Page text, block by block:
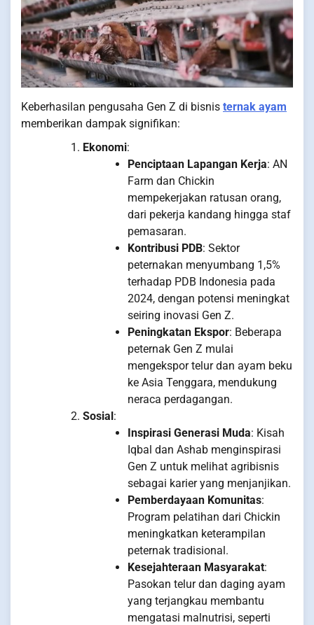
Keberhasilan pengusaha Gen Z di bisnis ternak ayam
memberikan dampak signifikan:
Ekonomi:
Penciptaan Lapangan Kerja: AN
Farm dan Chickin
mempekerjakan ratusan orang,
dari pekerja kandang hingga staf
pemasaran.
Kontribusi PDB: Sektor
peternakan menyumbang 1,5%
terhadap PDB Indonesia pada
2024, dengan potensi meningkat
seiring inovasi Gen Z.
Peningkatan Ekspor: Beberapa
peternak Gen Z mulai
mengekspor telur dan ayam beku
ke Asia Tenggara, mendukung
neraca perdagangan.
Sosial:
Inspirasi Generasi Muda: Kisah
Iqbal dan Ashab menginspirasi
Gen Z untuk melihat agribisnis
sebagai karier yang menjanjikan.
Pemberdayaan Komunitas:
Program pelatihan dari Chickin
meningkatkan keterampilan
peternak tradisional.
Kesejahteraan Masyarakat:
Pasokan telur dan daging ayam
yang terjangkau membantu
mengatasi malnutrisi, seperti